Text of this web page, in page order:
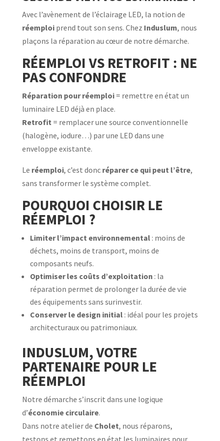
Avec l’avènement de l’éclairage LED, la notion de
réemploiprend tout son sens. Chez Induslum, nous
plaçons la réparation au cœur de notre démarche.
RÉEMPLOI VS RETROFIT : NE
PAS CONFONDRE
Réparation pour réemploi= remettre en état un
luminaire LED déjà en place.
Retrofit = remplacer une source conventionnelle
(halogène, iodure…) par une LED dans une
enveloppe existante.
Le réemploi, c’est donc réparer ce qui peut l’être,
sans transformer le système complet.
POURQUOI CHOISIR LE
RÉEMPLOI ?
Limiter l’impact environnemental: moins de
déchets, moins de transport, moins de
composants neufs.
Optimiser les coûts d’exploitation : la
réparation permet de prolonger la durée de vie
des équipements sans surinvestir.
Conserver le design initial: idéal pour les projets
architecturaux ou patrimoniaux.
INDUSLUM, VOTRE
PARTENAIRE POUR LE
RÉEMPLOI
Notre démarche s’inscrit dans une logique
d’économie circulaire.
Dans notre atelier de Cholet, nous réparons,